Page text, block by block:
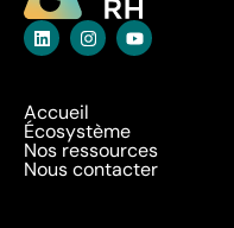
Accueil
Écosystème
Nos ressources
Nous contacter